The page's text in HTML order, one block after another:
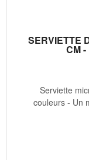
SERVIETTE
CM
Serviette
couleurs - Un